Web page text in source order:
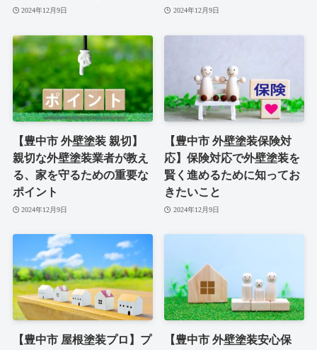
2024年12月9日 2024年12月9日
【豊中市 外壁塗装 親切】
親切な外壁塗装業者が教え
る、家を守るための重要な
ポイント
2024年12月9日
【豊中市 外壁塗装保険対
応】保険対応で外壁塗装を
賢く進めるために知ってお
きたいこと
2024年12月9日
【豊中市 屋根塗装プロ】プ
【豊中市 外壁塗装安心保